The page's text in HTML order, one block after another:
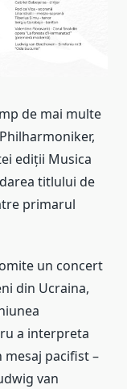
de mai multe
ediții Musica
titlului de
primarul
un concert
din Ucraina,
a interpreta
pacifist –
van